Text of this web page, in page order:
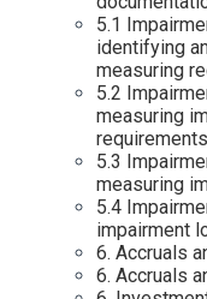
5.1
identifying
measuring
5.2
measuring
5.3
measuring
5.4
impairment
6. Accruals
6. Accruals